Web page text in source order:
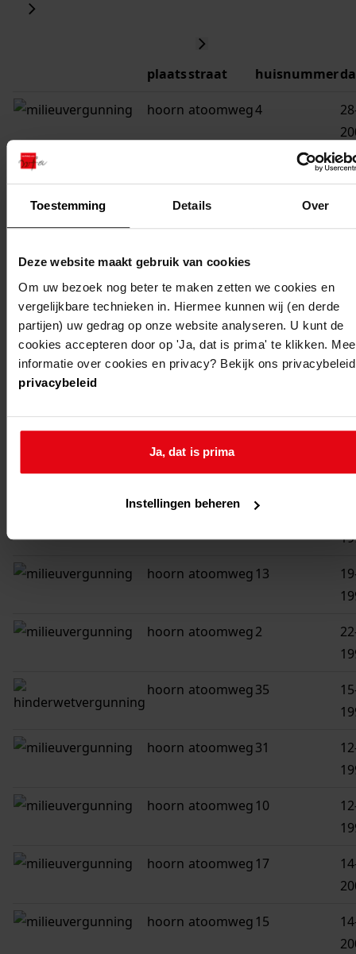
Toestemming Details Over
Deze website maakt gebruik van cookies
Om uw bezoek nog beter te maken zetten we cookies en
vergelijkbare technieken in. Hiermee kunnen wij (en derde
partijen) uw gedrag op onze website analyseren. U kunt de
cookies accepteren door op 'Ja, dat is prima' te klikken.
informatie over cookies en privacy? Bekijk ons privacybeleid
privacybeleid
Ja, dat is prima
Instellingen beheren
plaatsstraat huisnummer
hoorn atoomweg4
hoorn atoomweg11
hoorn atoomweg 15
hoorn atoomweg17
hoorn atoomweg
hoorn 1
hoorn atoomweg 13
hoorn atoomweg2
hoorn atoomweg35
hoorn atoomweg31
hoorn atoomweg 10
hoorn atoomweg 17
hoorn atoomweg 15